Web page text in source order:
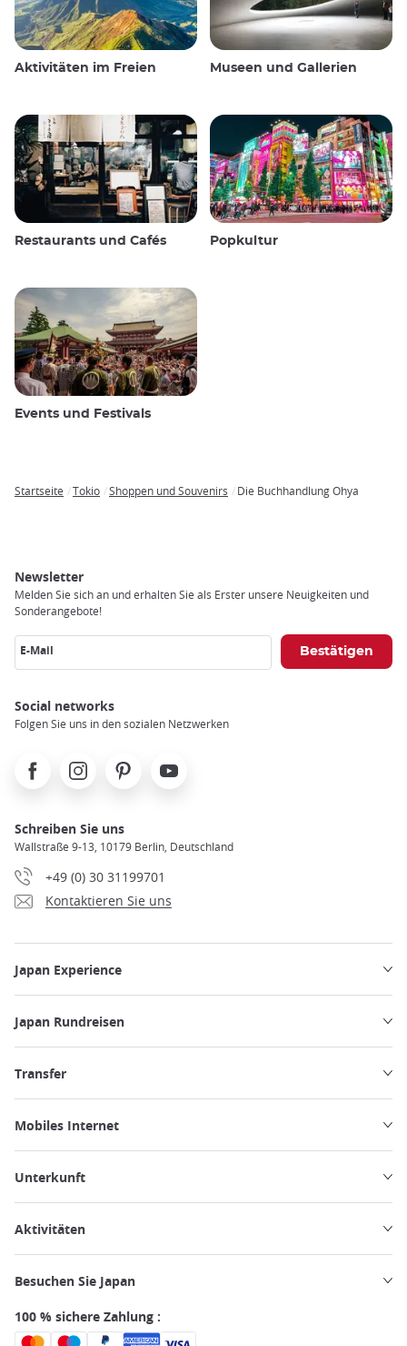
Aktivitäten im Freien Museen und Gallerien
Restaurants und Cafés Popkultur
Events und Festivals
Startseite Tokio Shoppen und Souvenirs Die Buchhandlung Ohya
Newsletter
Melden Sie sich an und erhalten Sie als Erster unsere Neuigkeiten und
Sonderangebote!
E-Mail
Social networks
Folgen Sie uns in den sozialen Netzwerken
FacebookInstagramPinterest Youtube
Schreiben Sie uns
Wallstraße 9-13, 10179 Berlin, Deutschland
+49 (0) 30 31199701
Kontaktieren Sie uns
Japan Experience
Japan Rundreisen
Transfer
Mobiles Internet
Unterkunft
Aktivitäten
Besuchen Sie Japan
100 % sichere Zahlung :